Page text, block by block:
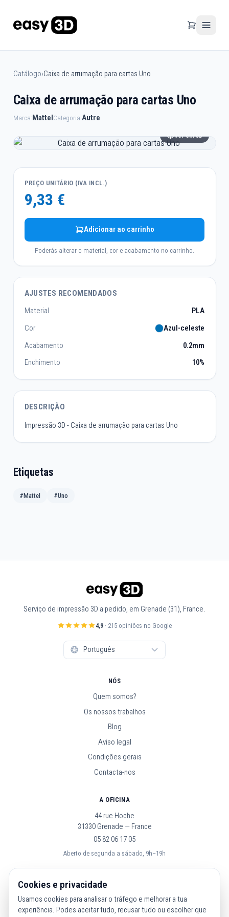
Catálogo›Caixa de arrumação para cartas Uno
Caixa de arrumação para cartas Uno
Marca:MattelCategoria:Autre
Ver em 3D
PREÇO UNITÁRIO (IVA INCL.)
9,33 €
Adicionar ao carrinho
Poderás alterar o material, cor e acabamento no carrinho.
AJUSTES RECOMENDADOS
Material
PLA
Cor
Azul-celeste
Acabamento
0.2mm
Enchimento
10%
DESCRIÇÃO
Impressão 3D - Caixa de arrumação para cartas Uno
Etiquetas
#Mattel #Uno
Serviço de impressão 3D a pedido, em Grenade (31), France.
4,9· 215 opiniões no Google
NÓS
Quem somos?
Os nossos trabalhos
Blog
Aviso legal
Condições gerais
Contacta-nos
A OFICINA
44 rue Hoche
31330 Grenade — France
05 82 06 17 05
Aberto de segunda a sábado, 9h–19h
SEGUE-NOS
Cookies e privacidade
Usamos cookies para analisar o tráfego e melhorar a tua
experiência. Podes aceitar tudo, recusar tudo ou escolher que